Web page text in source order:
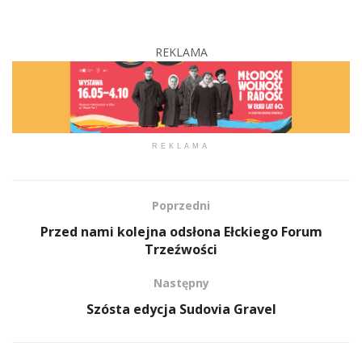
REKLAMA
REKLAMA
Poprzedni
Przed nami kolejna odsłona Ełckiego Forum
Trzeźwości
Następny
Szósta edycja Sudovia Gravel